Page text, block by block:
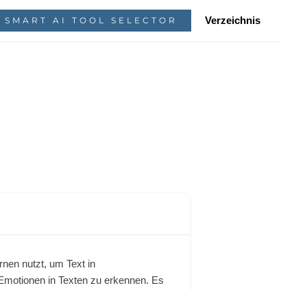
SMART AI TOOL SELECTOR Verzeichnis
nutzt, um Text in
in Texten zu erkennen. Es